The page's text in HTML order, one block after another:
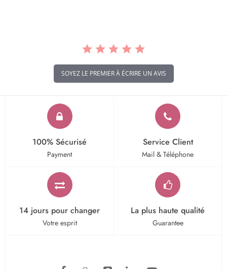
SOYEZ LE PREMIER À ÉCRIRE UN AVIS
100% Sécurisé
Payment
Service Client
Mail & Téléphone
14 jours pour changer
Votre esprit
La plus haute qualité
Guarantee